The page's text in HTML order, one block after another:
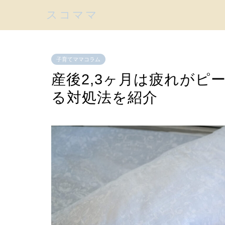
スコママ
子育てママコラム
産後2,3ヶ月は疲れがピ
る対処法を紹介